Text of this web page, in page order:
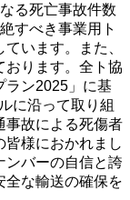
る死亡事故件数
すべき事業用ト
います。また、
おります。全ト協
ラン2025」に基
に沿って取り組
事故による死傷者
皆様におかれまし
ンバーの自信と誇
全な輸送の確保を